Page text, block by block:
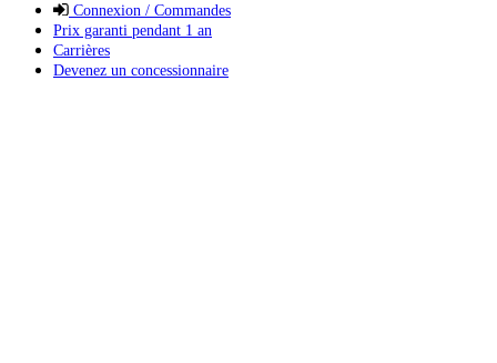
Connexion / Commandes
Prix garanti pendant 1 an
Carrières
Devenez un concessionnaire